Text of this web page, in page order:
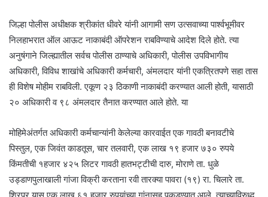
जिल्हा पोलीस अधीक्षक श्रीकांत धीवरे यांनी आगामी सण उत्सवाच्या पार्श्वभूमीवर
निलहाभरात ऑल आऊट नाकाबंदी ऑपरेशन राबविण्याचे आदेश दिले होते. त्या
अनुषंगाने जिल्ह्यातील सर्वच पोलीस ठाण्याचे अधिकारी, पोलीस उपविभागीय
अधिकारी, विविध शाखांचे अधिकारी कर्मचारी, अंमलदार यांनी एकत्रितपणे सहा तास
ही विशेष मोहीम राबविली. एकूण २३ ठिकाणी नाकाबंदी करण्यात आली होती, यासाठी
२० अधिकारी व ९८ अंमलदार तैनात करण्यात आले होते. या
मोहिमेअंतर्गत अधिकारी कर्मचान्यांनी केलेल्या कारवाईत एक गावठी बनावटीचे
पिस्तुल, एक जिवंत काडतूस, चार तलवारी, एक लाख १९ हजार ७३० रुपये
किंमतीची १हजार ४२५ लिटर गावठी हातभट्टीची दारु, मोराणे ता. धुळे
उड्डाणपुलाखाली गांजा विक्री करताना रवी तारक्या पावरा (१९) रा. चिलारे ता.